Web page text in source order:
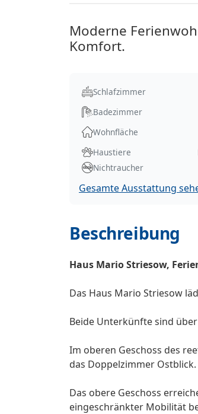
Moderne
Komfort.
Schlafzimmer
Badezimmer
Wohnfläche
Haustiere
Nichtraucher
Gesamte Ausstattung
Beschreibung
Haus Mario Striesow,
Das Haus Mario Striesow
Beide Unterkünfte sind
Im oberen Geschoss des
das Doppelzimmer Ostblick.
Das obere Geschoss
eingeschränkter Mobilität